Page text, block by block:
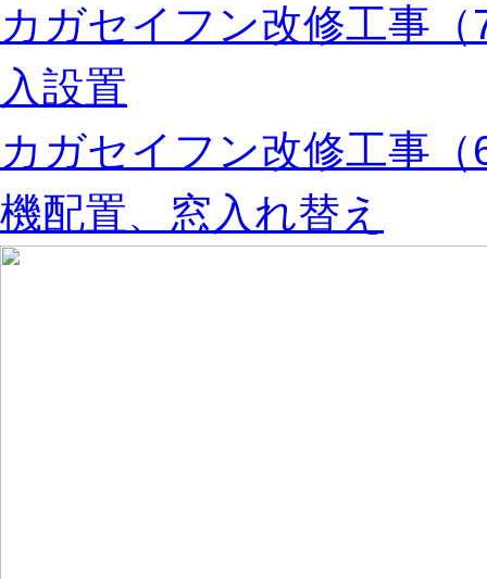
カガセイフン改修工事
入設置
カガセイフン改修工事
機配置、窓入れ替え